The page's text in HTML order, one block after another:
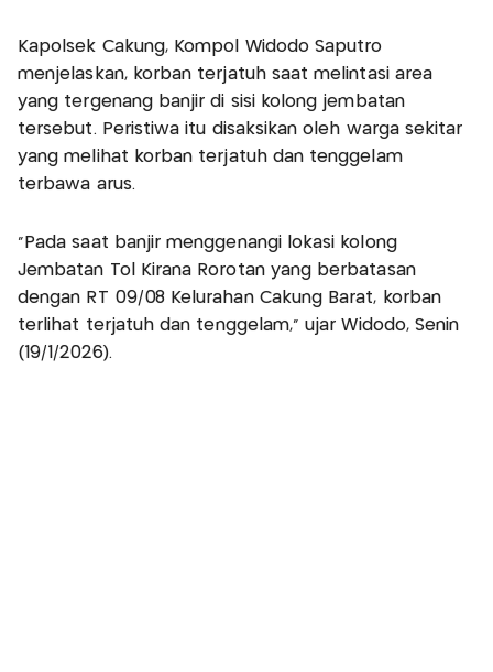
Kapolsek Cakung, Kompol Widodo Saputro
menjelaskan, korban terjatuh saat melintasi area
yang tergenang banjir di sisi kolong jembatan
tersebut. Peristiwa itu disaksikan oleh warga sekitar
yang melihat korban terjatuh dan tenggelam
terbawa arus.
“Pada saat banjir menggenangi lokasi kolong
Jembatan Tol Kirana Rorotan yang berbatasan
dengan RT 09/08 Kelurahan Cakung Barat, korban
terlihat terjatuh dan tenggelam,” ujar Widodo, Senin
(19/1/2026).